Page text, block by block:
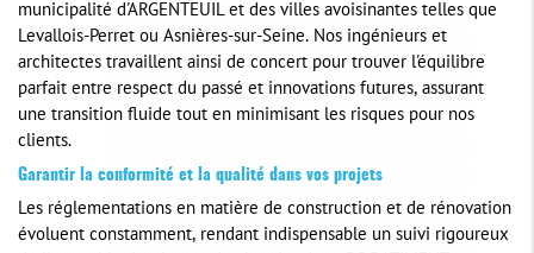
municipalité d'ARGENTEUIL et des villes avoisinantes telles que
Levallois-Perret ou Asnières-sur-Seine. Nos ingénieurs et
architectes travaillent ainsi de concert pour trouver l'équilibre
parfait entre respect du passé et innovations futures, assurant
une transition fluide tout en minimisant les risques pour nos
clients.
Garantir la conformité et la qualité dans vos projets
Les réglementations en matière de construction et de rénovation
évoluent constamment, rendant indispensable un suivi rigoureux